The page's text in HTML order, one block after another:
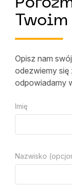
Opisz nam
odezwiemy
odpowiadamy
Imię
Nazwisko